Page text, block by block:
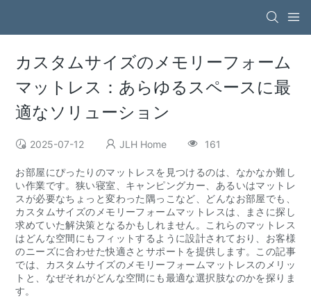
カスタムサイズのメモリーフォーム
マットレス：あらゆるスペースに最
適なソリューション
2025-07-12 JLH Home 161
お部屋にぴったりのマットレスを見つけるのは、なかなか難し
い作業です。狭い寝室、キャンピングカー、あるいはマットレ
スが必要なちょっと変わった隅っこなど、どんなお部屋でも、
カスタムサイズのメモリーフォームマットレスは、まさに探し
求めていた解決策となるかもしれません。これらのマットレス
はどんな空間にもフィットするように設計されており、お客様
のニーズに合わせた快適さとサポートを提供します。この記事
では、カスタムサイズのメモリーフォームマットレスのメリッ
トと、なぜそれがどんな空間にも最適な選択肢なのかを探りま
す。